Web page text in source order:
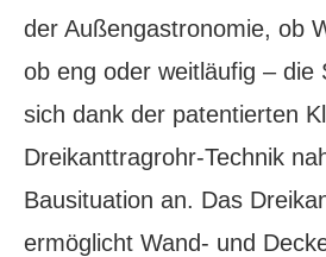
der Außengastronomie, ob
ob eng oder weitläufig – die
sich dank der patentierten
Dreikanttragrohr-Technik
Bausituation an. Das
ermöglicht Wand- und